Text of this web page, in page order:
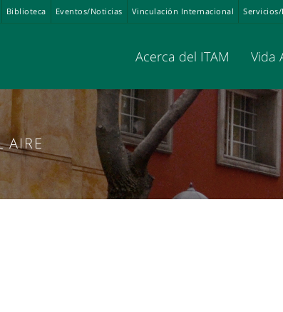
Biblioteca Eventos/Noticias Vinculación Internacional Servicios/
Acerca del ITAM Vida
AIRE